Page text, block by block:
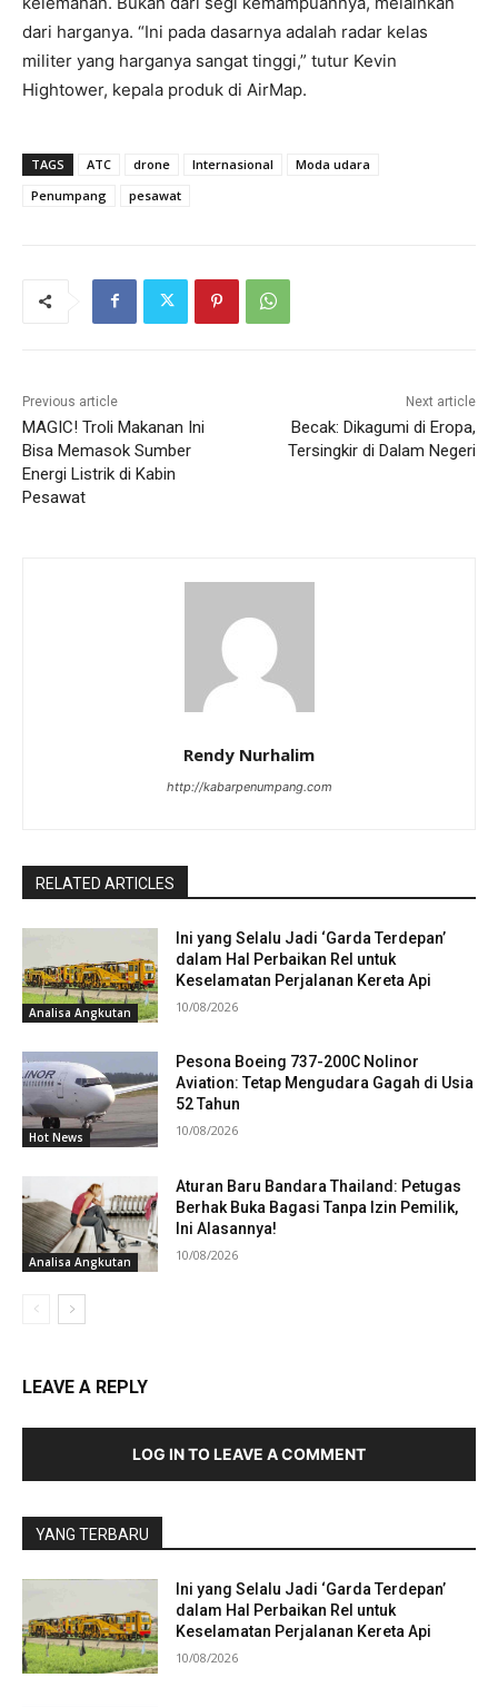
dari harganya. “Ini pada dasarnya adalah radar kelas
militer yang harganya sangat tinggi,” tutur Kevin
Hightower, kepala produk di AirMap.
TAGS ATC drone Internasional
Moda udara
Penumpang
pesawat
Previous article
MAGIC! Troli Makanan Ini
Bisa Memasok Sumber
Energi Listrik di Kabin
Pesawat
Next article
Becak: Dikagumi di Eropa,
Tersingkir di Dalam Negeri
Rendy Nurhalim
http://kabarpenumpang.com
RELATED ARTICLES
Analisa Angkutan
Ini yang Selalu Jadi ‘Garda Terdepan’
dalam Hal Perbaikan Rel untuk
Keselamatan Perjalanan Kereta Api
10/08/2026
Hot News
Pesona Boeing 737-200C Nolinor
Aviation: Tetap Mengudara Gagah di Usia
52 Tahun
10/08/2026
Analisa Angkutan
Aturan Baru Bandara Thailand: Petugas
Berhak Buka Bagasi Tanpa Izin Pemilik,
Ini Alasannya!
10/08/2026
LEAVE A REPLY
LOG IN TO LEAVE A COMMENT
YANG TERBARU
Ini yang Selalu Jadi ‘Garda Terdepan’
dalam Hal Perbaikan Rel untuk
Keselamatan Perjalanan Kereta Api
10/08/2026